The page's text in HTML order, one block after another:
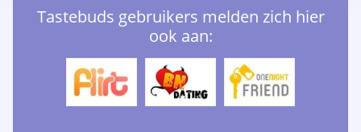
Tastebuds gebruikers melden zich hier
ook aan: